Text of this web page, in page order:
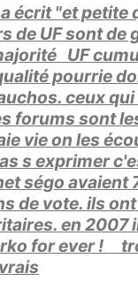
écrit "et petite
de UF sont de
UF
pourrie
ceux
forums sont
vie on les
s exprimer
ségo avaient
de vote. ils
en 2007
for ever !